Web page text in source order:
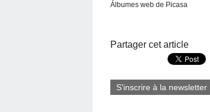
Álbumes web de Picasa
Partager cet article
S'inscrire à la newsletter